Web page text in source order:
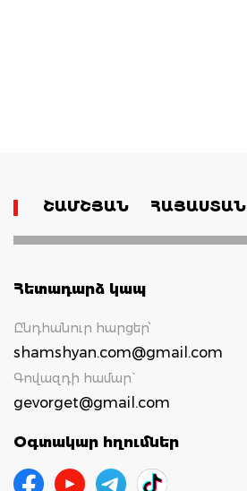
ՇԱՄՇՅԱՆ ՀԱՅԱՍՏԱՆ
Հետադարձ կապ
Ընդհանուր հարցեր՝
shamshyan.com@gmail.com
Գովազդի համար`
gevorget@gmail.com
Օգտակար հղումներ